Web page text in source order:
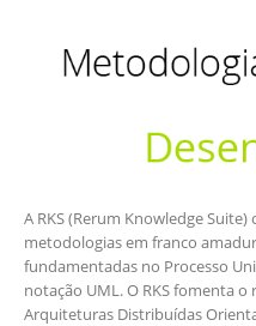
A RKS (Rerum Knowledge
metodologias em franco
fundamentadas no Processo
notação UML. O RKS fomenta
Arquiteturas Distribuídas